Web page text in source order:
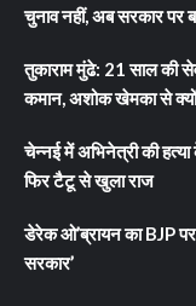
चुनाव नहीं, अब सरकार पर
तुकाराम मुंढे: 21 साल की
कमान, अशोक खेमका से क्यों
चेन्नई में अभिनेत्री की
फिर टैटू से खुला राज
डेरेक ओ’ब्रायन का BJP
सरकार’